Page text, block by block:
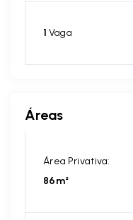
1 Vaga
Áreas
Área Privativa:
86m²